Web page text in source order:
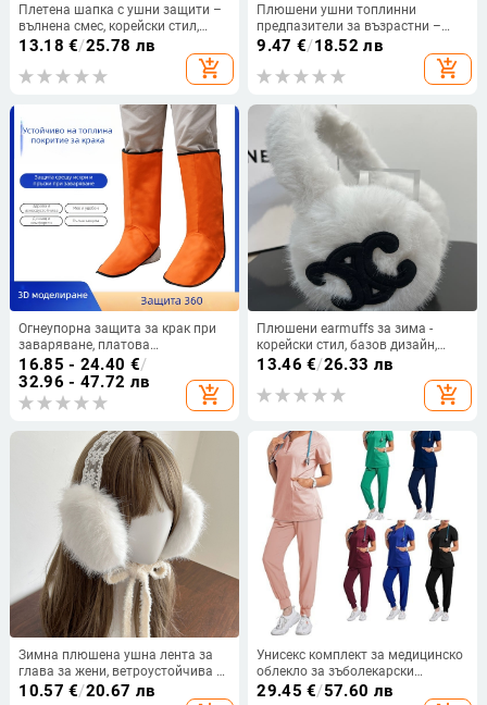
Плетена шапка с ушни защити –
вълнена смес, корейски стил,
едноцветна, топла за зимата
13.18 €/25.78 лв
add_shopping_cart
Плюшени ушни топлинни
предпазители за възрастни –
унисекс, зима/есен, поддържат
употреба
9.47 €/18.52 лв
add_shopping_cart
Огнеупорна защита за крак при
заваряване, платова
конструкция, за
електрозаваряване
16.85 - 24.40 €/
32.96 - 47.72 лв
add_shopping_cart
Плюшени earmuffs за зима -
корейски стил, базов дизайн,
унисекс за възрастни, външна
употреба, топло покритие за
ушите
13.46 €/26.33 лв
add_shopping_cart
Зимна плюшена ушна лента за
глава за жени, ветроустойчива и
сгъваема, JK стил
10.57 €/20.67 лв
Унисекс комплект за медицинско
облекло за зъболекарски
кабинет: дишаща полиестер-
29.45 €/57.60 лв